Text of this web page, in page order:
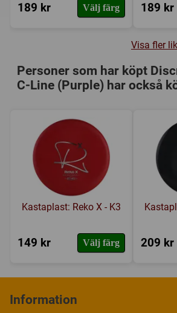
189 kr Välj färg 189 kr
Visa fler
Personer som har köpt
C-Line (Purple) har också
Kastaplast: Reko X - K3
149 kr Välj färg 209 kr
Information